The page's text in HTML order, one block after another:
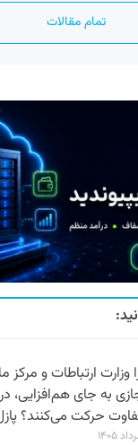
تمام مقالات
وزارت ارتباطات و
به جای هم‌افزایی،
حرکت می‌کنند؟